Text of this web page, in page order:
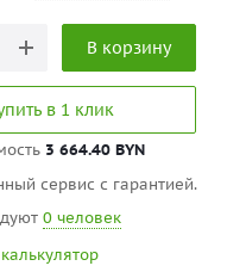
В корзину
в 1 клик
3 664.40 BYN
сервис с гарантией.
0 человек